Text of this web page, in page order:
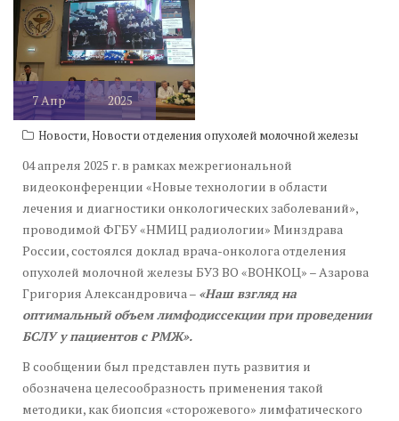
7Апр 2025
Новости,Новости отделения опухолей молочной железы
04 апреля 2025 г. в рамках межрегиональной
видеоконференции «Новые технологии в области
лечения и диагностики онкологических заболеваний»,
проводимой ФГБУ «НМИЦ радиологии» Минздрава
России, состоялся доклад врача-онколога отделения
опухолей молочной железы БУЗ ВО «ВОНКОЦ» – Азарова
Григория Александровича – «Наш взгляд на
оптимальный объем лимфодиссекции при проведении
БСЛУ у пациентов с РМЖ».
В сообщении был представлен путь развития и
обозначена целесообразность применения такой
методики, как биопсия «сторожевого» лимфатического